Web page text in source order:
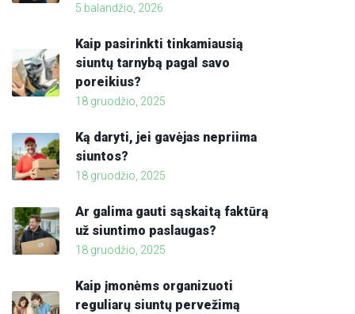
5 balandžio, 2026
Kaip pasirinkti tinkamiausią
siuntų tarnybą pagal savo
poreikius?
18 gruodžio, 2025
Ką daryti, jei gavėjas nepriima
siuntos?
18 gruodžio, 2025
Ar galima gauti sąskaitą faktūrą
už siuntimo paslaugas?
18 gruodžio, 2025
Kaip įmonėms organizuoti
reguliarų siuntų pervežimą